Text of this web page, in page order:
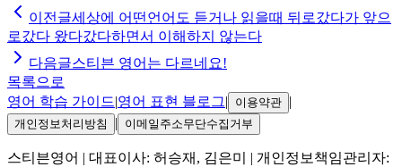
이전글세상에 어떤언어도 듣거나 읽을때 뒤로갔다가 앞으
로갔다 왔다갔다하면서 이해하지 않는다
다음글스티븐 영어는 다르네요!
목록으로
영어 학습 가이드|영어 표현 블로그| 이용약관 |
개인정보처리방침 | 이메일주소무단수집거부
스티븐영어 | 대표이사: 허승재, 김은미
| 개인정보책임관리자: